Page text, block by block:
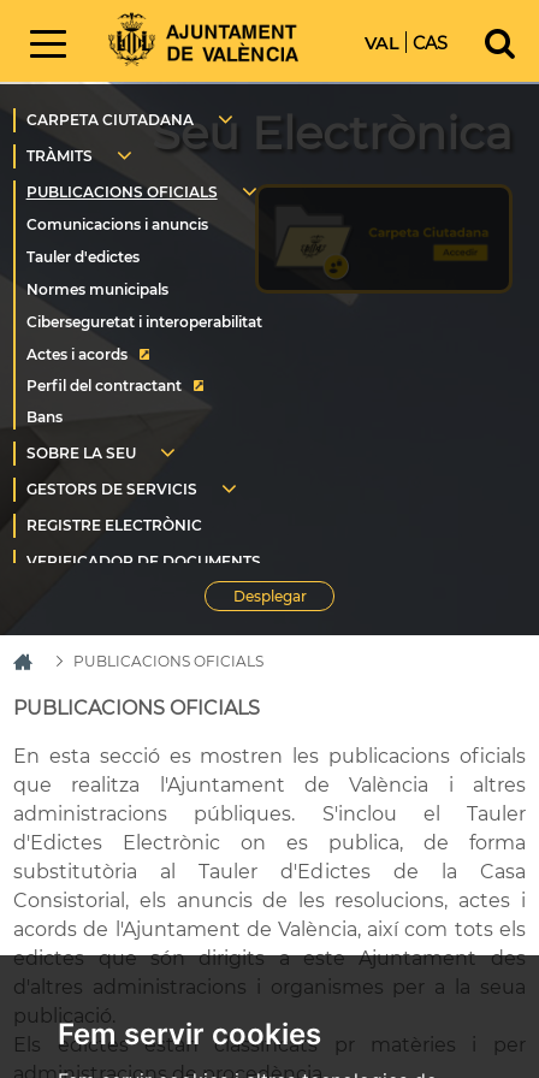
Fem servir cookies
VAL CAS
Seu Electrònica
Actes i acords
Perfil del contractant
PUBLICACIONS OFICIALS
PUBLICACIONS OFICIALS
En esta secció es mostren les publicacions oficials
que realitza l'Ajuntament de València i altres
administracions públiques. S'inclou el Tauler
d'Edictes Electrònic on es publica, de forma
substitutòria al Tauler d'Edictes de la Casa
Consistorial, els anuncis de les resolucions, actes i
acords de l'Ajuntament de València, així com tots els
edictes que són dirigits a este Ajuntament des
d'altres administracions i organismes per a la seua
publicació.
Els edictes estan classificats pr matèries i per